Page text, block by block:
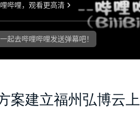
案建立福州弘博云